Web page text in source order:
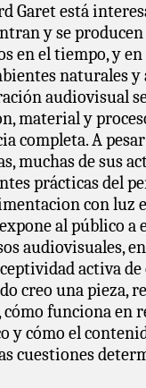
Garet está
y se
en el tiempo, y
naturales y
audiovisual
material y
completa. A
muchas de sus
prácticas del
con luz
al público a
audiovisuales,
activa
creo una pieza,
cómo funciona en
y cómo el
cuestiones